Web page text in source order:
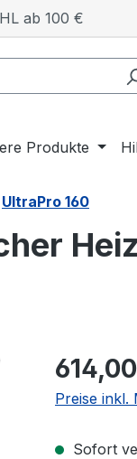
ab 100 €
Produkte
UltraPro 160
Regulärer
Preise inkl.
Sofort